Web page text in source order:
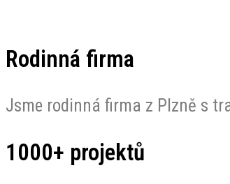
Rodinná firma
Jsme rodinná firma z Plzně s
1000+ projektů